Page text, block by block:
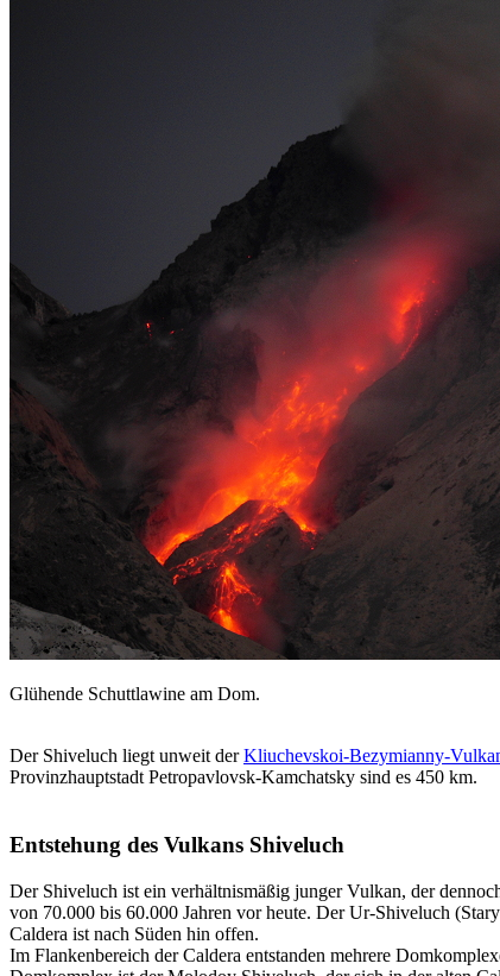
Glühende Schuttlawine am Dom.
Der Shiveluch liegt unweit derKliuchevskoi-Bezymianny-
Provinzhauptstadt Petropavlovsk-Kamchatsky sind es 450 km.
Entstehung des Vulkans Shiveluch
Der Shiveluch ist ein verhältnismäßig junger Vulkan, der
von 70.000 bis 60.000 Jahren vor heute. Der Ur-Shiveluch
Caldera ist nach Süden hin offen.
Im Flankenbereich der Caldera entstanden mehrere